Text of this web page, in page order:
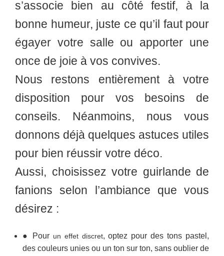
s’associe bien au côté festif, à la
bonne humeur, juste ce qu’il faut pour
égayer votre salle ou apporter une
once de joie à vos convives.
Nous restons entièrement à votre
disposition pour vos besoins de
conseils. Néanmoins, nous vous
donnons déjà quelques astuces utiles
pour bien réussir votre déco.
Aussi, choisissez votre guirlande de
fanions selon l’ambiance que vous
désirez :
● Pour un effet discret, optez pour des tons pastel,
des couleurs unies ou un ton sur ton, sans oublier de